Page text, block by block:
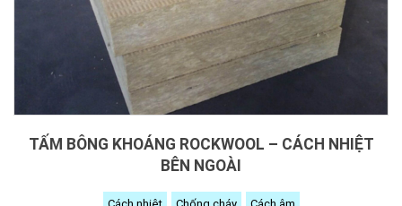
TẤM BÔNG KHOÁNG ROCKWOOL – CÁCH NHIỆT
BÊN NGOÀI